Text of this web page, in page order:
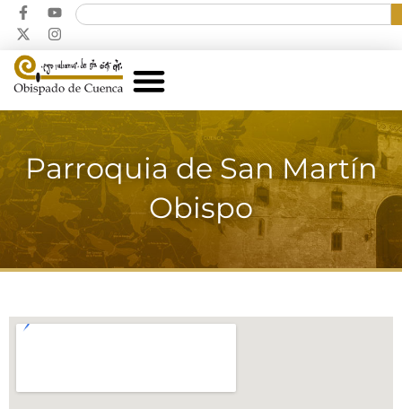
Parroquia de San Martín
Obispo